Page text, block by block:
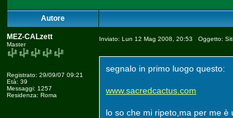
Autore
MEZ-CALzett
Master
Registrato: 29/09/07 09:21
Età: 39
Messaggi: 1257
Residenza: Roma
Inviato: Lun 12 Mag 2008, 20:53 Oggetto:
segnalo in primo luogo questo:
www.sacredcactus.com
lo so che mi ripeto,ma per me è